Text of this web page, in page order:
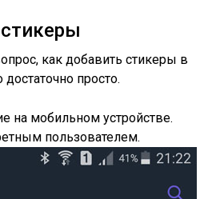
как добавить стикеры в
достаточно просто.
на мобильном устройстве.
пользователем.